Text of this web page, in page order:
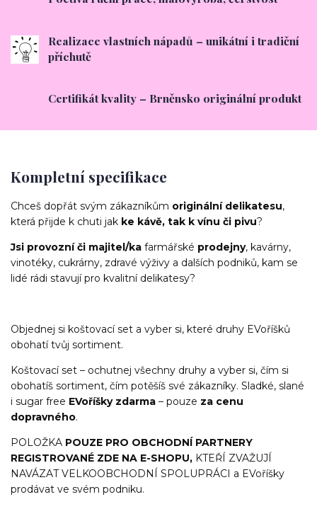
Realizace vlastních nápadů – unikátní i tradiční
příchutě
Certifikát kvality – Brněnsko originální produkt
Kompletní specifikace
Chceš dopřát svým zákazníkům originální delikatesu,
která přijde k chuti jak ke kávě, tak k vínu či pivu?
Jsi provozní či majitel/ka farmářské prodejny, kavárny,
vinotéky, cukrárny, zdravé výživy a dalších podniků, kam se
lidé rádi stavují pro kvalitní delikatesy?
Objednej si koštovací set a vyber si, které druhy EVoříšků
obohatí tvůj sortiment.
Koštovací set – ochutnej všechny druhy a vyber si, čím si
obohatíš sortiment, čím potěšíš své zákazníky. Sladké, slané
i sugar free EVoříšky zdarma – pouze za cenu
dopravného.
POLOŽKA POUZE PRO OBCHODNÍ PARTNERY
REGISTROVANÉ ZDE NA E-SHOPU, KTEŘÍ ZVAŽUJÍ
NAVÁZAT VELKOOBCHODNÍ SPOLUPRÁCI a EVoříšky
prodávat ve svém podniku.